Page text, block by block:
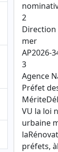
2
mer
AP2026-
3
Agence
Préfet
VU la loi
urbaine
préfets,